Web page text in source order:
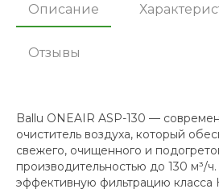
Описание
Отзывы
Ballu ONEAIR ASP-130 —
очиститель воздуха, который
свежего, очищенного и
производительностью до 130 м³/
эффективную фильтрацию класса